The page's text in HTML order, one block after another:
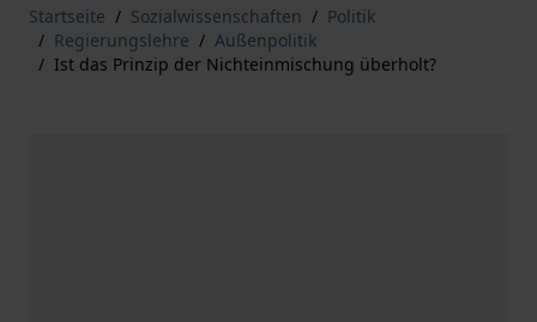
Startseite / Sozialwissenschaften / Politik
/ Regierungslehre / Außenpolitik
/ Ist das Prinzip der Nichteinmischung überholt?